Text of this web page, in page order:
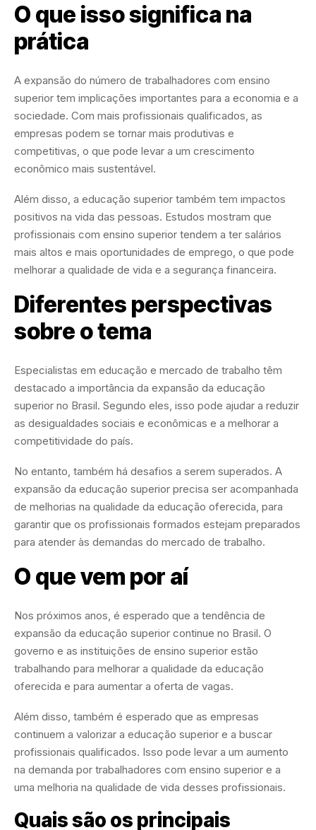
O que isso significa na
prática
A expansão do número de trabalhadores com ensino
superior tem implicações importantes para a economia e a
sociedade. Com mais profissionais qualificados, as
empresas podem se tornar mais produtivas e
competitivas, o que pode levar a um crescimento
econômico mais sustentável.
Além disso, a educação superior também tem impactos
positivos na vida das pessoas. Estudos mostram que
profissionais com ensino superior tendem a ter salários
mais altos e mais oportunidades de emprego, o que pode
melhorar a qualidade de vida e a segurança financeira.
Diferentes perspectivas
sobre o tema
Especialistas em educação e mercado de trabalho têm
destacado a importância da expansão da educação
superior no Brasil. Segundo eles, isso pode ajudar a reduzir
as desigualdades sociais e econômicas e a melhorar a
competitividade do país.
No entanto, também há desafios a serem superados. A
expansão da educação superior precisa ser acompanhada
de melhorias na qualidade da educação oferecida, para
garantir que os profissionais formados estejam preparados
para atender às demandas do mercado de trabalho.
O que vem por aí
Nos próximos anos, é esperado que a tendência de
expansão da educação superior continue no Brasil. O
governo e as instituições de ensino superior estão
trabalhando para melhorar a qualidade da educação
oferecida e para aumentar a oferta de vagas.
Além disso, também é esperado que as empresas
continuem a valorizar a educação superior e a buscar
profissionais qualificados. Isso pode levar a um aumento
na demanda por trabalhadores com ensino superior e a
uma melhoria na qualidade de vida desses profissionais.
Quais são os principais